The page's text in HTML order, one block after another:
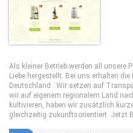
Als kleiner Betrieb werden all unsere
Liebe hergestellt. Bei uns erhalten
Deutschland . Wir setzen auf
wir auf eigenem regionalem Land
kultivieren, haben wir zusätzlich
gleichzeitig zukunftsorientiert. Jetzt